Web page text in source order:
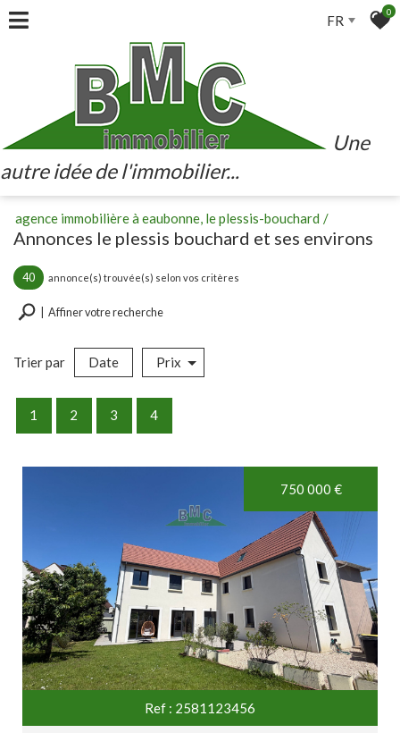
FR
0
Une
autre idée de l'immobilier...
agence immobilière à eaubonne, le plessis-bouchard
annonces le plessis bouchard et ses environs
40 annonce(s) trouvée(s) selon vos critères
Affiner votre recherche
Vente
Type de bien
5KM 10KM 25KM
+ de critères
>
Trier par Date Prix
1 2 3 4
750 000 €
Ref : 2581123456